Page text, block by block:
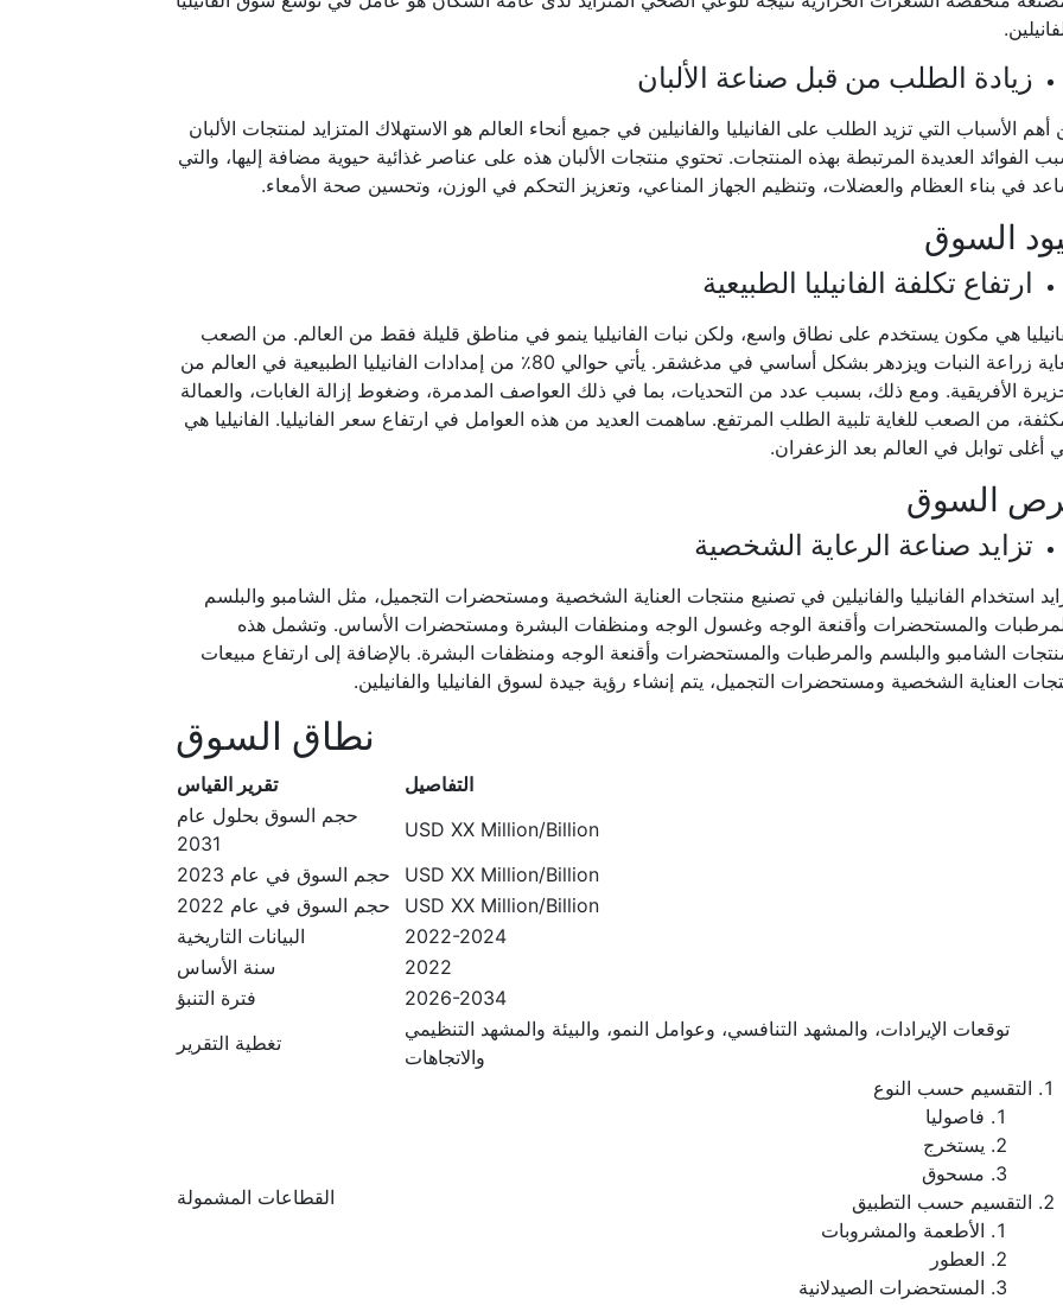
زيادة الطلب من قبل صناعة الألبان
أهم الأسباب التي تزيد الطلب على الفانيليا والفانيلين في جميع أنحاء العالم هو الاستهلاك المتزايد لمنتجات الألبان
الفوائد العديدة المرتبطة بهذه المنتجات. تحتوي منتجات الألبان هذه على عناصر غذائية حيوية مضافة إليها، والتي
في بناء العظام والعضلات، وتنظيم الجهاز المناعي، وتعزيز التحكم في الوزن، وتحسين صحة الأمعاء.
السوق
ارتفاع تكلفة الفانيليا الطبيعية
هي مكون يستخدم على نطاق واسع، ولكن نبات الفانيليا ينمو في مناطق قليلة فقط من العالم. من الصعب
للغاية زراعة النبات ويزدهر بشكل أساسي في مدغشقر. يأتي حوالي 80٪ من إمدادات الفانيليا الطبيعية في العالم من
الأفريقية. ومع ذلك، بسبب عدد من التحديات، بما في ذلك العواصف المدمرة، وضغوط إزالة الغابات، والعمالة
من الصعب للغاية تلبية الطلب المرتفع. ساهمت العديد من هذه العوامل في ارتفاع سعر الفانيليا. الفانيليا هي
أغلى توابل في العالم بعد الزعفران.
السوق
تزايد صناعة الرعاية الشخصية
استخدام الفانيليا والفانيلين في تصنيع منتجات العناية الشخصية ومستحضرات التجميل، مثل الشامبو والبلسم
والمستحضرات وأقنعة الوجه وغسول الوجه ومنظفات البشرة ومستحضرات الأساس. وتشمل هذه
الشامبو والبلسم والمرطبات والمستحضرات وأقنعة الوجه ومنظفات البشرة. بالإضافة إلى ارتفاع مبيعات
العناية الشخصية ومستحضرات التجميل، يتم إنشاء رؤية جيدة لسوق الفانيليا والفانيلين.
نطاق السوق
تقرير القياس
التفاصيل
حجم السوق بحلول عام
2031
USD XX Million/Billion
حجم السوق في عام 2023
USD XX Million/Billion
حجم السوق في عام 2022
USD XX Million/Billion
البيانات التاريخية
2022-2024
سنة الأساس
2022
فترة التنبؤ
2026-2034
تغطية التقرير
توقعات الإيرادات، والمشهد التنافسي، وعوامل النمو، والبيئة والمشهد التنظيمي
والاتجاهات
القطاعات المشمولة
التقسيم حسب النوع
فاصوليا
يستخرج
مسحوق
التقسيم حسب التطبيق
الأطعمة والمشروبات
العطور
المستحضرات الصيدلانية